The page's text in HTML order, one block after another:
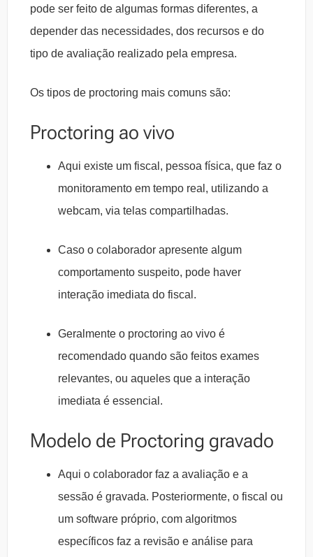
pode ser feito de algumas formas diferentes, a
depender das necessidades, dos recursos e do
tipo de avaliação realizado pela empresa.
Os tipos de proctoring mais comuns são:
Proctoring ao vivo
Aqui existe um fiscal, pessoa física, que faz o
monitoramento em tempo real, utilizando a
webcam, via telas compartilhadas.
Caso o colaborador apresente algum
comportamento suspeito, pode haver
interação imediata do fiscal.
Geralmente o proctoring ao vivo é
recomendado quando são feitos exames
relevantes, ou aqueles que a interação
imediata é essencial.
Modelo de Proctoring gravado
Aqui o colaborador faz a avaliação e a
sessão é gravada. Posteriormente, o fiscal ou
um software próprio, com algoritmos
específicos faz a revisão e análise para